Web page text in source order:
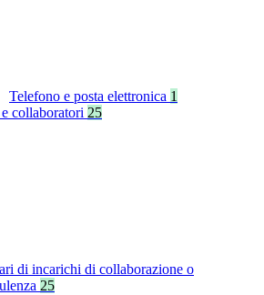
Telefono e posta elettronica 1
collaboratori 25
di incarichi di collaborazione o
25